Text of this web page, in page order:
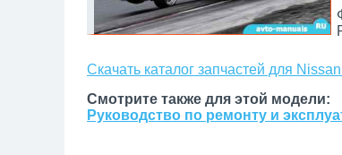
Скачать каталог запчастей для
Смотрите также для этой модели:
Руководство по ремонту и